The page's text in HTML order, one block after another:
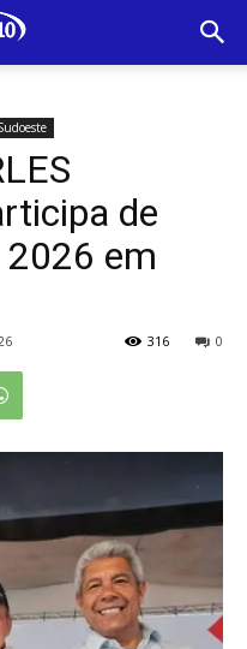
de
2026 em
0
316